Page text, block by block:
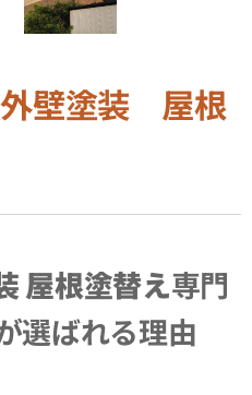
外壁塗装 屋根
屋根塗替え専門
ばれる理由